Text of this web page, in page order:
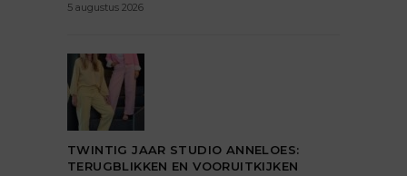
5 augustus 2026
TWINTIG JAAR STUDIO ANNELOES:
TERUGBLIKKEN EN VOORUITKIJKEN